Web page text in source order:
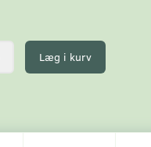
Læg i kurv